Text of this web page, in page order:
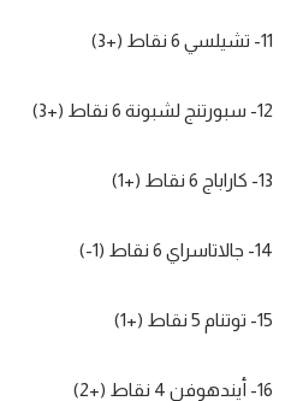
11- تشيلسي 6 نقاط (+3)
12- سبورتنج لشبونة 6 نقاط (+3)
13- كاراباج 6 نقاط (+1)
14- جالاتاسراي 6 نقاط (1-)
15- توتنام 5 نقاط (+1)
16- أيندهوفن 4 نقاط (+2)